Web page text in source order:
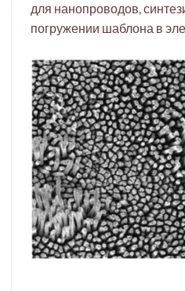
для нанопроводов,
погружении шаблона в